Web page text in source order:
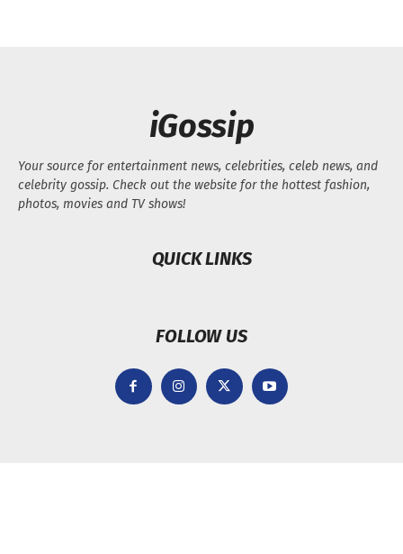
iGossip
Your source for entertainment news, celebrities, celeb news, and
celebrity gossip. Check out the website for the hottest fashion,
photos, movies and TV shows!
QUICK LINKS
FOLLOW US